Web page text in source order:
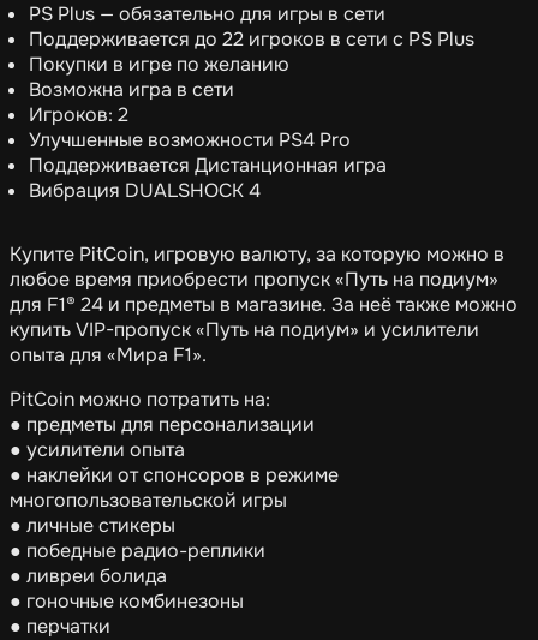
PS Plus — обязательно для игры в сети
Поддерживается до 22 игроков в сети с PS Plus
Покупки в игре по желанию
Возможна игра в сети
Игроков: 2
Улучшенные возможности PS4 Pro
Поддерживается Дистанционная игра
Вибрация DUALSHOCK 4
Купите PitCoin, игровую валюту, за которую можно в
любое время приобрести пропуск «Путь на подиум»
для F1® 24 и предметы в магазине. За неё также можно
купить VIP-пропуск «Путь на подиум» и усилители
опыта для «Мира F1».
PitCoin можно потратить на:
● предметы для персонализации
● усилители опыта
● наклейки от спонсоров в режиме
многопользовательской игры
● личные стикеры
● победные радио-реплики
● ливреи болида
● гоночные комбинезоны
● перчатки